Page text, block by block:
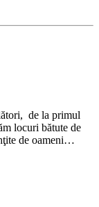
de la primul
locuri bătute de
de oameni…